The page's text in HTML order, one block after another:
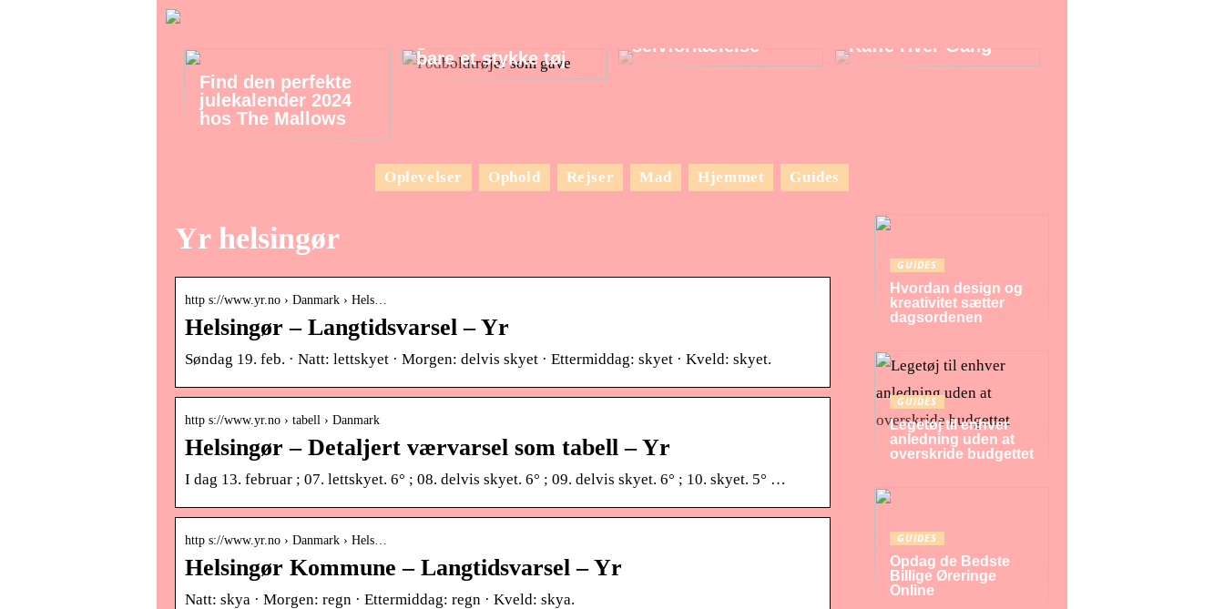
Find den perfekte
julekalender 2024
hos The Mallows
bare et stykke tøj
selvforkælelse
Kaffe Hver Gang
Oplevelser Ophold Rejser Mad Hjemmet Guides
Yr helsingør
http s://www.yr.no › Danmark › Hels…
Helsingør – Langtidsvarsel – Yr
Søndag 19. feb. · Natt: lettskyet · Morgen: delvis skyet · Ettermiddag: skyet · Kveld: skyet.
http s://www.yr.no › tabell › Danmark
Helsingør – Detaljert værvarsel som tabell – Yr
I dag 13. februar ; 07. lettskyet. 6° ; 08. delvis skyet. 6° ; 09. delvis skyet. 6° ; 10. skyet. 5° …
http s://www.yr.no › Danmark › Hels…
Helsingør Kommune – Langtidsvarsel – Yr
Natt: skya · Morgen: regn · Ettermiddag: regn · Kveld: skya.
GUIDES
Hvordan design og
kreativitet sætter
dagsordenen
GUIDES
Legetøj til enhver
anledning uden at
overskride budgettet
GUIDES
Opdag de Bedste
Billige Øreringe
Online